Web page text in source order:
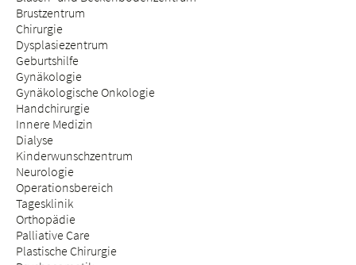
Brustzentrum
Chirurgie
Dysplasiezentrum
Geburtshilfe
Gynäkologie
Gynäkologische Onkologie
Handchirurgie
Innere Medizin
Dialyse
Kinderwunschzentrum
Neurologie
Operationsbereich
Tagesklinik
Orthopädie
Palliative Care
Plastische Chirurgie